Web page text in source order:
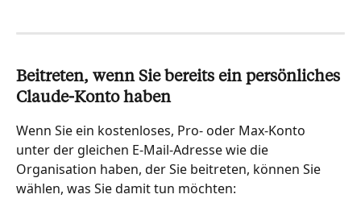
Beitreten, wenn Sie bereits ein persönliches
Claude-Konto haben
Wenn Sie ein kostenloses, Pro- oder Max-Konto
unter der gleichen E-Mail-Adresse wie die
Organisation haben, der Sie beitreten, können Sie
wählen, was Sie damit tun möchten: